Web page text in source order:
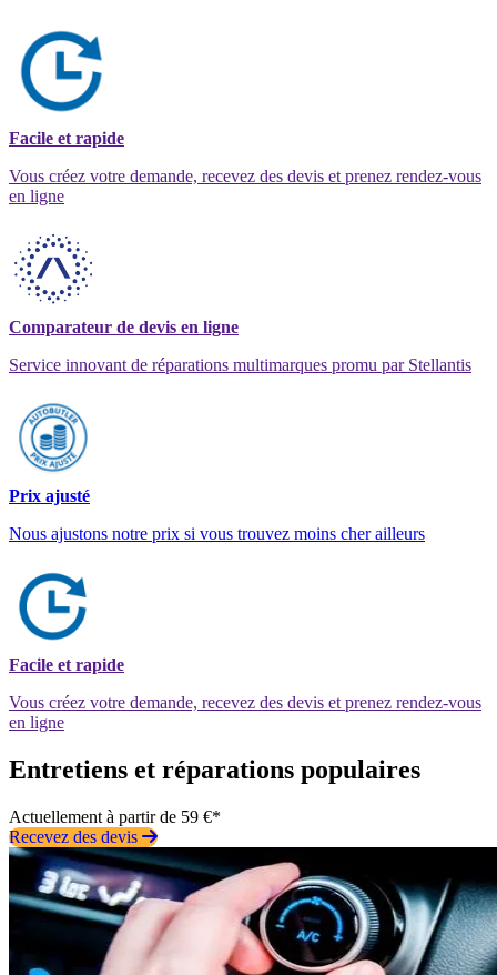
Facile et rapide
Vous créez votre demande, recevez des devis et prenez rendez-vous
en ligne
Comparateur de devis en ligne
Service innovant de réparations multimarques promu par Stellantis
Prix ajusté
Nous ajustons notre prix si vous trouvez moins cher ailleurs
Facile et rapide
Vous créez votre demande, recevez des devis et prenez rendez-vous
en ligne
Entretiens et réparations populaires
Actuellement à partir de 59 €*
Recevez des devis